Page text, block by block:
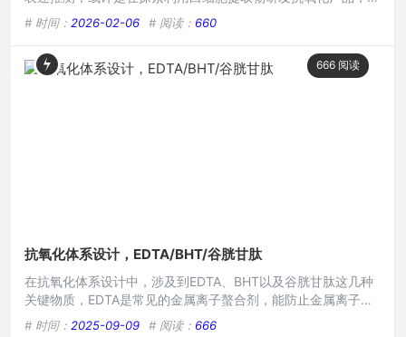
能涉及从白细胞中提取有效成分，期望其能发挥抗氧化功效，用
于护肤、保健品或其他相关领域，但缺乏具体的产品研发流程、
效果验证、应用场景等关键信息。在现代健康领域,抗氧化已成
为众多消费者关注的重要话题，随着人们对自身健康重视程度的
# 时间： 2026-02-06 # 阅读： 660
666 阅读
抗氧化体系设计，EDTA/BHT/谷胱甘肽
在抗氧化体系设计中，涉及到EDTA、BHT以及谷胱甘肽这几种
关键物质，EDTA是常见的金属离子螯合剂，能防止金属离子引
发的氧化反应；BHT是一种人工合成的抗氧化剂，具有良好的抗
# 时间： 2025-09-09 # 阅读： 666